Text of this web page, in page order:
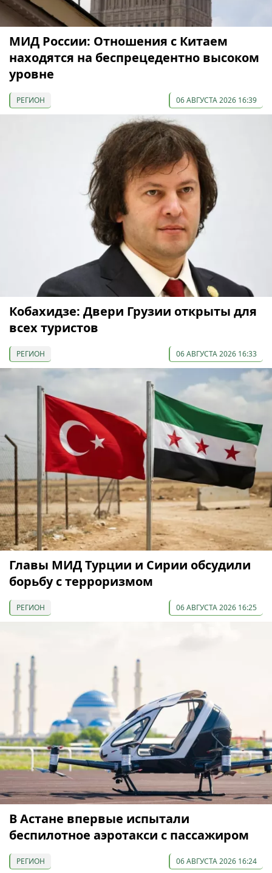
МИД России: Отношения с Китаем
находятся на беспрецедентно высоком
уровне
РЕГИОН 06 АВГУСТА 2026 16:39
Кобахидзе: Двери Грузии открыты для
всех туристов
РЕГИОН 06 АВГУСТА 2026 16:33
Главы МИД Турции и Сирии обсудили
борьбу с терроризмом
РЕГИОН 06 АВГУСТА 2026 16:25
В Астане впервые испытали
беспилотное аэротакси с пассажиром
РЕГИОН 06 АВГУСТА 2026 16:24